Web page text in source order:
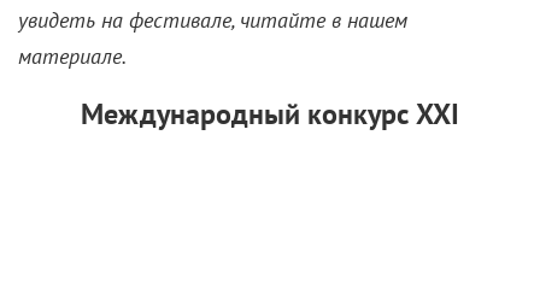
увидеть на фестивале, читайте в нашем
материале.
Международный конкурс XXI